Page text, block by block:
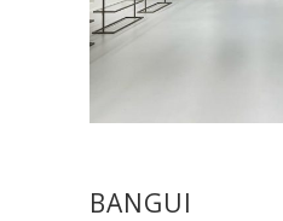
BANGUI